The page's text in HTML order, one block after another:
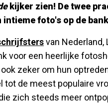
kijker zien! De twee
intieme foto's op de
van Nederland,
voor een heerlijke
zeker om hun
tot de meest populaire
zich steeds meer